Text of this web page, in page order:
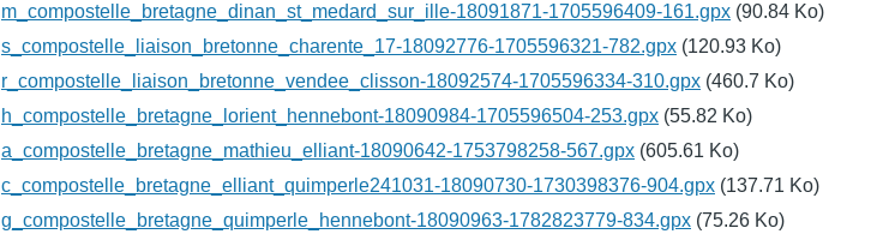
m_compostelle_bretagne_dinan_st_medard_sur_ille-18091871-1705596409-161.gpx (90.84 Ko)
s_compostelle_liaison_bretonne_charente_17-18092776-1705596321-782.gpx (120.93 Ko)
r_compostelle_liaison_bretonne_vendee_clisson-18092574-1705596334-310.gpx (460.7 Ko)
h_compostelle_bretagne_lorient_hennebont-18090984-1705596504-253.gpx (55.82 Ko)
a_compostelle_bretagne_mathieu_elliant-18090642-1753798258-567.gpx (605.61 Ko)
c_compostelle_bretagne_elliant_quimperle241031-18090730-1730398376-904.gpx (137.71 Ko)
g_compostelle_bretagne_quimperle_hennebont-18090963-1782823779-834.gpx (75.26 Ko)